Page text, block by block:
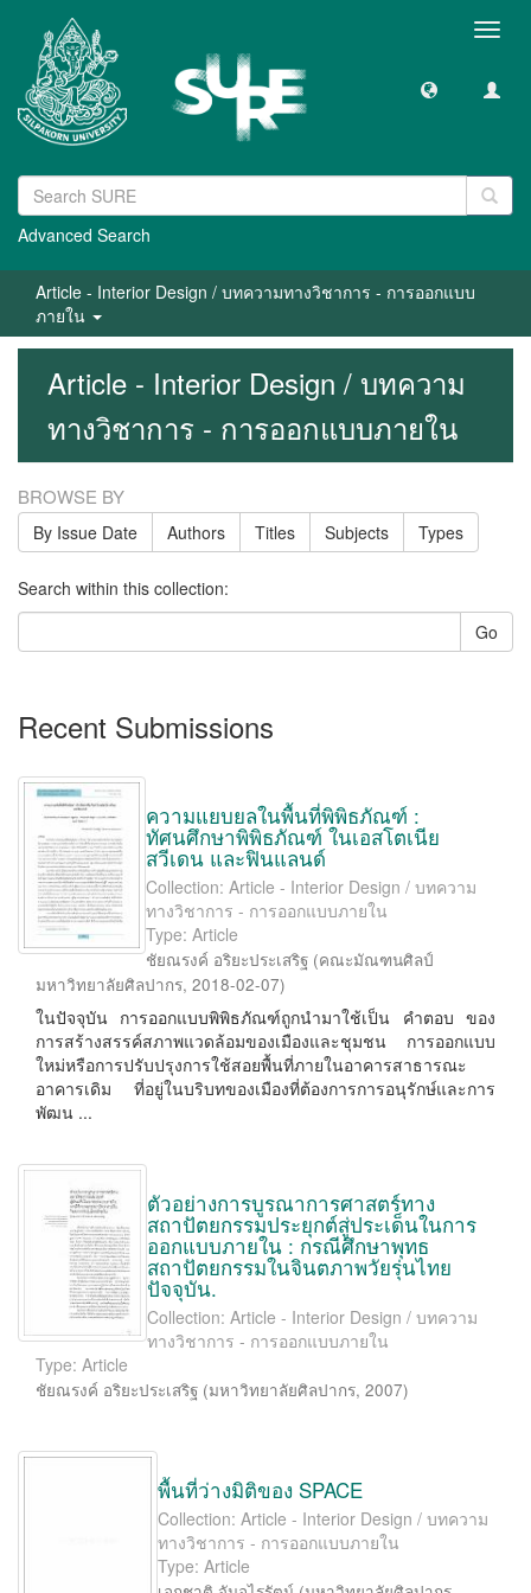
Advanced Search
Article - Interior Design / บทความทางวิชาการ - การออกแบบ
ภายใน
Article - Interior Design / บทความ
ทางวิชาการ - การออกแบบภายใน
BROWSE BY
By Issue Date Authors Titles Subjects Types
Search within this collection:
Go
Recent Submissions
ความแยบยลในพื้นที่พิพิธภัณฑ์ :
ทัศนศึกษาพิพิธภัณฑ์ ในเอสโตเนีย
สวีเดน และฟินแลนด์
Collection: Article - Interior Design / บทความ
ทางวิชาการ - การออกแบบภายใน
Type: Article
ชัยณรงค์ อริยะประเสริฐ (คณะมัณฑนศิลป์
มหาวิทยาลัยศิลปากร, 2018-02-07)
ในปัจจุบัน การออกแบบพิพิธภัณฑ์ถูกนำมาใช้เป็น คำตอบ ของ
การสร้างสรรค์สภาพแวดล้อมของเมืองและชุมชน การออกแบบ
ใหม่หรือการปรับปรุงการใช้สอยพื้นที่ภายในอาคารสาธารณะ
อาคารเดิม ที่อยู่ในบริบทของเมืองที่ต้องการการอนุรักษ์และการ
พัฒน ...
ตัวอย่างการบูรณาการศาสตร์ทาง
สถาปัตยกรรมประยุกต์สู่ประเด็นในการ
ออกแบบภายใน : กรณีศึกษาพุทธ
สถาปัตยกรรมในจินตภาพวัยรุ่นไทย
ปัจจุบัน.
Collection: Article - Interior Design / บทความ
ทางวิชาการ - การออกแบบภายใน
Type: Article
ชัยณรงค์ อริยะประเสริฐ (มหาวิทยาลัยศิลปากร, 2007)
พื้นที่ว่างมิติของ SPACE
Collection: Article - Interior Design / บทความ
ทางวิชาการ - การออกแบบภายใน
Type: Article